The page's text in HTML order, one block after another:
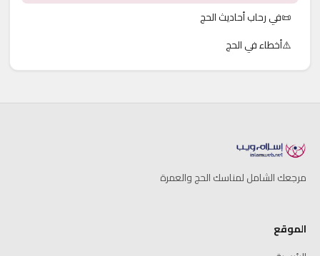
📜في رحاب أحاديث الحج
⚠️أخطاء في الحج
مرجعك الشامل لمناسك الحج والعمرة
الموقع